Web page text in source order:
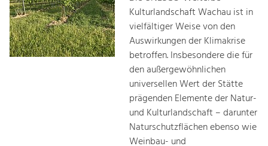
Kulturlandschaft Wachau ist in
vielfältiger Weise von den
Auswirkungen der Klimakrise
betroffen. Insbesondere die für
den außergewöhnlichen
universellen Wert der Stätte
prägenden Elemente der Natur-
und Kulturlandschaft – darunter
Naturschutzflächen ebenso wie
Weinbau- und